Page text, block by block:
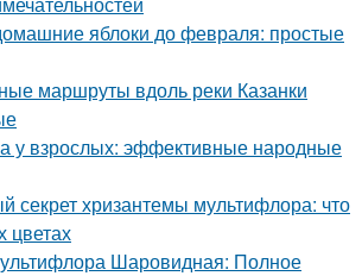
яблоки до февраля: простые
маршруты вдоль реки Казанки
у взрослых: эффективные народные
секрет хризантемы мультифлора: что
цветах
Шаровидная: Полное